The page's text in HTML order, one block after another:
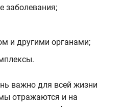
заболевания;
и другими органами;
важно для всей жизни
отражаются и на